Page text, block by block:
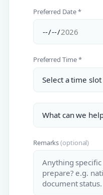
Preferred Date *
Preferred Time *
Remarks(optional)